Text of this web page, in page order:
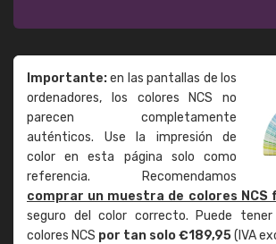
Importante:en las pantallas de los
ordenadores, los colores NCS no
parecen completamente
auténticos. Use la impresión de
color en esta página solo como
referencia. Recomendamos
comprar un muestra de colores NCS
seguro del color correcto. Puede
colores NCS por tan solo €189,95(IVA